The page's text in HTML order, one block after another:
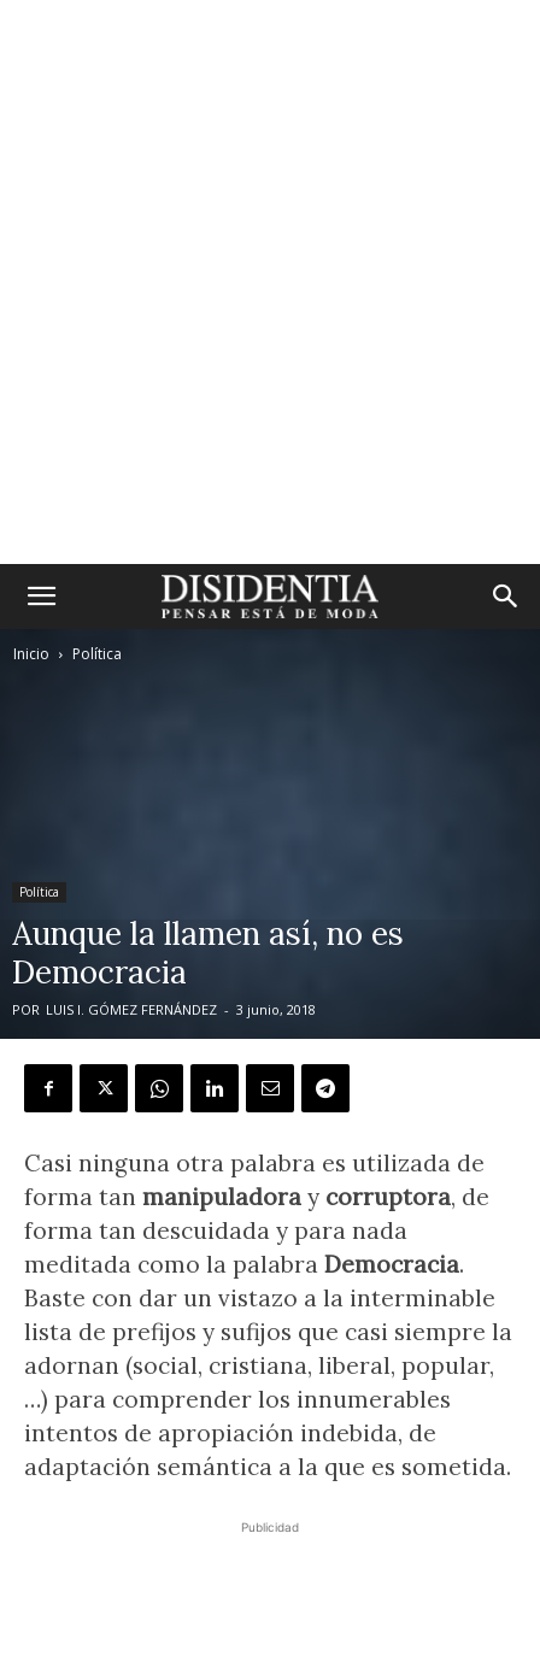
Inicio Política
Política
Aunque la llamen así, no es
Democracia
POR LUIS I. GÓMEZ FERNÁNDEZ - 3 junio, 2018
Casi ninguna otra palabra es utilizada de
forma tan manipuladora y corruptora, de
forma tan descuidada y para nada
meditada como la palabra Democracia.
Baste con dar un vistazo a la interminable
lista de prefijos y sufijos que casi siempre la
adornan (social, cristiana, liberal, popular,
…) para comprender los innumerables
intentos de apropiación indebida, de
adaptación semántica a la que es sometida.
Publicidad